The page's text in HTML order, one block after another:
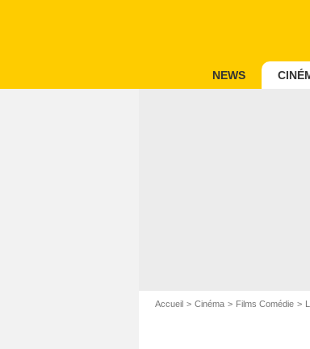
NEWS
Accueil Cinéma Films Comédie